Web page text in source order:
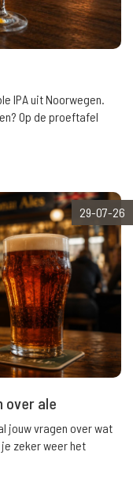
IPA uit Noorwegen.
Op de proeftafel
29-07-26
over ale
jouw vragen over wat
zeker weer het